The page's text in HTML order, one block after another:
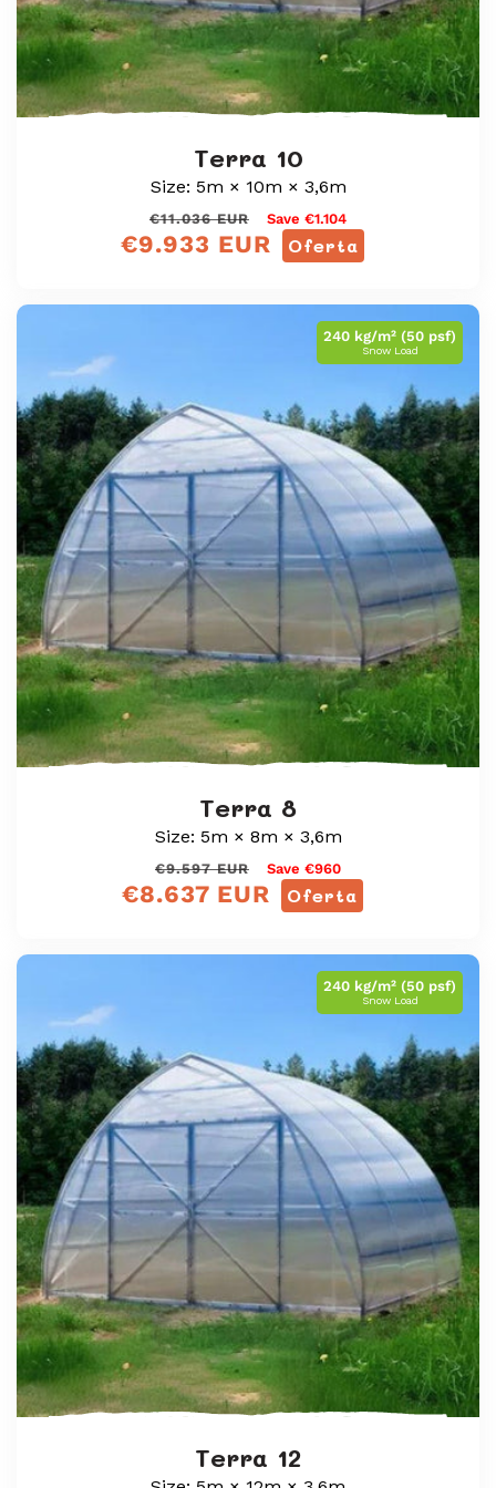
Terra 10
Size: 5m × 10m × 3,6m
Preço
normal
€11.036 EUR Save €1.104
Oferta
Preço
de
venda
€9.933 EUR
240 kg/m² (50 psf)
Snow Load
Terra 8
Size: 5m × 8m × 3,6m
Preço
normal
€9.597 EUR Save €960
Oferta
Preço
de
venda
€8.637 EUR
240 kg/m² (50 psf)
Snow Load
Terra 12